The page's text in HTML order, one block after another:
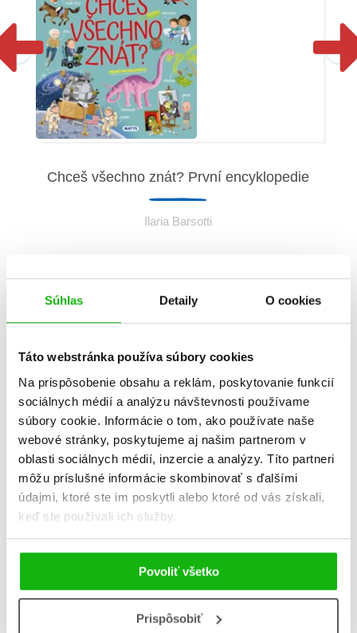
Súhlas Detaily O cookies
Táto webstránka používa súbory cookies
Na prispôsobenie obsahu a reklám, poskytovanie funkcií
sociálnych médií a analýzu návštevnosti používame
súbory cookie. Informácie o tom, ako používate naše
webové stránky, poskytujeme aj našim partnerom v
oblasti sociálnych médií, inzercie a analýzy. Títo partneri
môžu príslušné informácie skombinovať s ďalšími
údajmi, ktoré ste im poskytli alebo ktoré od vás získali,
keď ste používali ich služby.
Povoliť všetko
Prispôsobiť
Chceš všechno znát? První encyklopedie
Ilaria Barsotti
Žáner encyklopédia
Počet strán
Formát
Jazyk
Román García Mora